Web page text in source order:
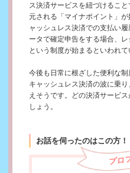
ス決済サービスを紐づけるこ
元される「マイナポイント」
ャッシュレス決済での支払い
ータで確定申告をする場合、
という制度が始まるといわれて
今後も日常に根ざした便利な制
キャッシュレス決済の波に乗
えそうです。どの決済サービ
しょう。
お話を伺ったのはこの方！